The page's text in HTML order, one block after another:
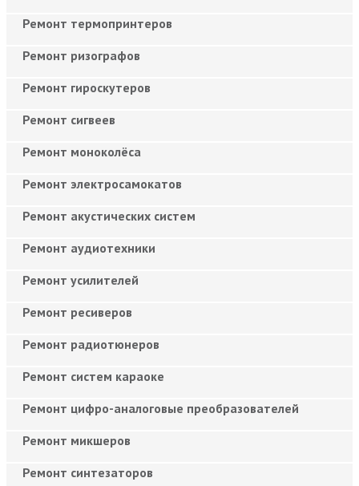
Ремонт термопринтеров
Ремонт ризографов
Ремонт гироскутеров
Ремонт сигвеев
Ремонт моноколёса
Ремонт электросамокатов
Ремонт акустических систем
Ремонт аудиотехники
Ремонт усилителей
Ремонт ресиверов
Ремонт радиотюнеров
Ремонт систем караоке
Ремонт цифро-аналоговые преобразователей
Ремонт микшеров
Ремонт синтезаторов